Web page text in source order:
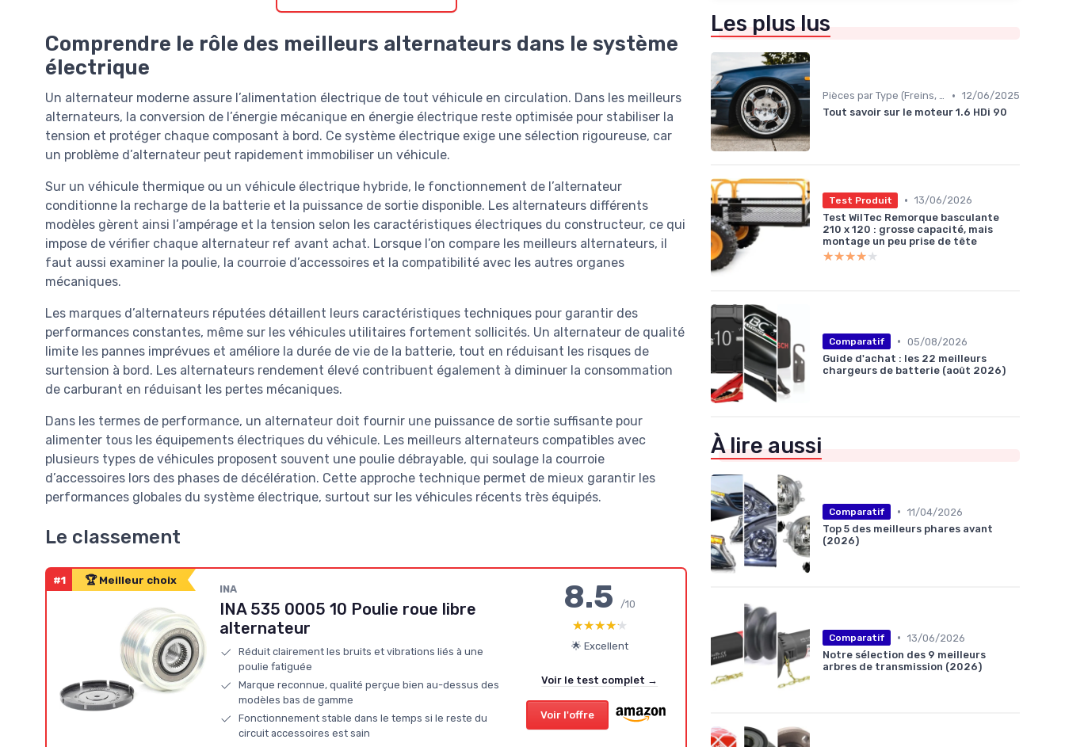
Comprendre le rôle des meilleurs alternateurs dans le système
électrique
Un alternateur moderne assure l’alimentation électrique de tout véhicule en circulation. Dans les meilleurs
alternateurs, la conversion de l’énergie mécanique en énergie électrique reste optimisée pour stabiliser la
tension et protéger chaque composant à bord. Ce système électrique exige une sélection rigoureuse, car
un problème d’alternateur peut rapidement immobiliser un véhicule.
Sur un véhicule thermique ou un véhicule électrique hybride, le fonctionnement de l’alternateur
conditionne la recharge de la batterie et la puissance de sortie disponible. Les alternateurs différents
modèles gèrent ainsi l’ampérage et la tension selon les caractéristiques électriques du constructeur, ce qui
impose de vérifier chaque alternateur ref avant achat. Lorsque l’on compare les meilleurs alternateurs, il
faut aussi examiner la poulie, la courroie d’accessoires et la compatibilité avec les autres organes
mécaniques.
Les marques d’alternateurs réputées détaillent leurs caractéristiques techniques pour garantir des
performances constantes, même sur les véhicules utilitaires fortement sollicités. Un alternateur de qualité
limite les pannes imprévues et améliore la durée de vie de la batterie, tout en réduisant les risques de
surtension à bord. Les alternateurs rendement élevé contribuent également à diminuer la consommation
de carburant en réduisant les pertes mécaniques.
Dans les termes de performance, un alternateur doit fournir une puissance de sortie suffisante pour
alimenter tous les équipements électriques du véhicule. Les meilleurs alternateurs compatibles avec
plusieurs types de véhicules proposent souvent une poulie débrayable, qui soulage la courroie
d’accessoires lors des phases de décélération. Cette approche technique permet de mieux garantir les
performances globales du système électrique, surtout sur les véhicules récents très équipés.
Le classement
#1 🏆 Meilleur choix
‎INA
INA 535 0005 10 Poulie roue libre
alternateur
Réduit clairement les bruits et vibrations liés à une
poulie fatiguée
Marque reconnue, qualité perçue bien au-dessus des
modèles bas de gamme
Fonctionnement stable dans le temps si le reste du
circuit accessoires est sain
8.5/10
★★★★★
★★★★★
🌟 Excellent
Voir le test complet →
Voir l'offre
Les plus lus
Pièces par Type (Freins, Moteur, etc.) • 12/06/2025
Tout savoir sur le moteur 1.6 HDi 90
Test Produit • 13/06/2026
Test WilTec Remorque basculante
210 x 120 : grosse capacité, mais
montage un peu prise de tête
★★★★★
★★★★★
Comparatif • 05/08/2026
Guide d'achat : les 22 meilleurs
chargeurs de batterie (août 2026)
À lire aussi
Comparatif • 11/04/2026
Top 5 des meilleurs phares avant
(2026)
Comparatif • 13/06/2026
Notre sélection des 9 meilleurs
arbres de transmission (2026)